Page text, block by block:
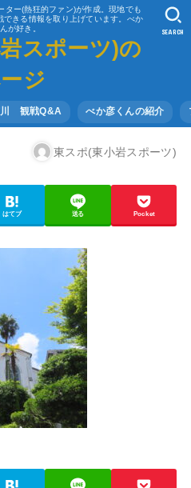
ー(熱狂的ファン)が作成。現地でも
きる情報を取り上げています。べか
が好き。
スポーツ)の
ジ
川 観戦Q&A べか彦くんの紹介
SEARCH
東スポ(東小岩スポーツ)
はてブ 送る Pocket